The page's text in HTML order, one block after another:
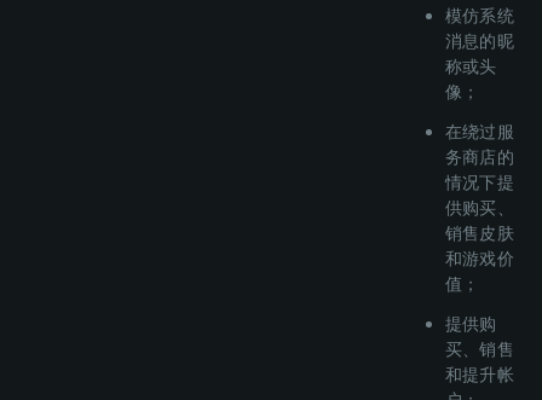
模仿系统
消息的昵
称或头
像；
在绕过服
务商店的
情况下提
供购买、
销售皮肤
和游戏价
值；
提供购
买、销售
和提升帐